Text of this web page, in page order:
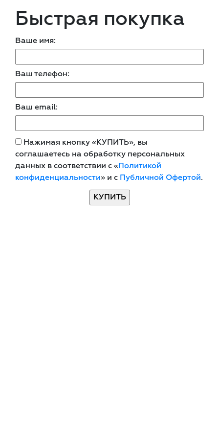
Быстрая покупка
Ваше имя:
Ваш телефон:
Ваш email:
Нажимая кнопку «КУПИТЬ», вы
соглашаетесь на обработку персональных
данных в соответствии с «Политикой
конфиденциальности» и с Публичной Офертой.